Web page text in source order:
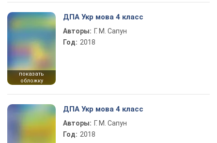
показать
обложку
ДПА Укр мова 4 класс
Авторы: Г. М. Сапун
Год: 2018
ДПА Укр мова 4 класс
Авторы: Г. М. Сапун
Год: 2018